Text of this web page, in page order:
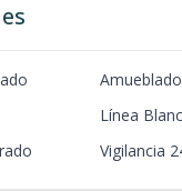
Amueblado
Línea
Vigilancia